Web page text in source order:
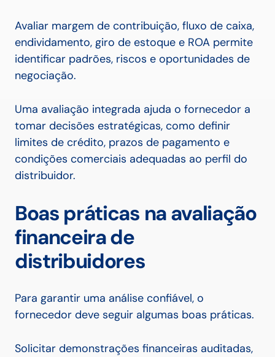
Avaliar margem de contribuição, fluxo de caixa,
endividamento, giro de estoque e ROA permite
identificar padrões, riscos e oportunidades de
negociação.
Uma avaliação integrada ajuda o fornecedor a
tomar decisões estratégicas, como definir
limites de crédito, prazos de pagamento e
condições comerciais adequadas ao perfil do
distribuidor.
Boas práticas na avaliação
financeira de
distribuidores
Para garantir uma análise confiável, o
fornecedor deve seguir algumas boas práticas.
Solicitar demonstrações financeiras auditadas,